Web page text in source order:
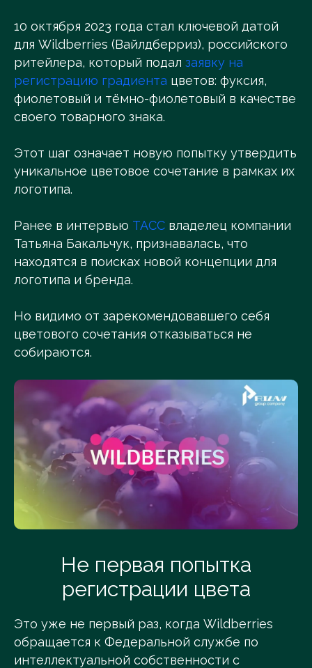
10 октября 2023 года стал ключевой датой
для Wildberries (Вайлдберриз), российского
ритейлера, который подал заявку на
регистрацию градиента цветов: фуксия,
фиолетовый и тёмно-фиолетовый в качестве
своего товарного знака.
Этот шаг означает новую попытку утвердить
уникальное цветовое сочетание в рамках их
логотипа.
Ранее в интервью ТАСС владелец компании
Татьяна Бакальчук, признавалась, что
находятся в поисках новой концепции для
логотипа и бренда.
Но видимо от зарекомендовавшего себя
цветового сочетания отказываться не
собираются.
Не первая попытка
регистрации цвета
Это уже не первый раз, когда Wildberries
обращается к Федеральной службе по
интеллектуальной собственности с